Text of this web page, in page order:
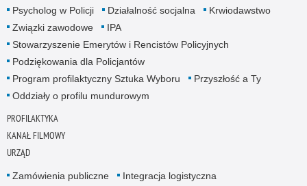
Psycholog w Policji
Działalność socjalna
Krwiodawstwo
Związki zawodowe
IPA
Stowarzyszenie Emerytów i Rencistów Policyjnych
Podziękowania dla Policjantów
Program profilaktyczny Sztuka Wyboru
Przyszłość a Ty
Oddziały o profilu mundurowym
PROFILAKTYKA
KANAŁ FILMOWY
URZĄD
Zamówienia publiczne
Integracja logistyczna